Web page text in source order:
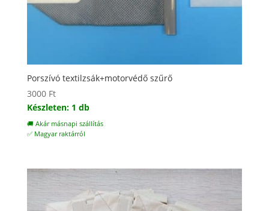
Porszívó textilzsák+motorvédő szűrő
3000 Ft
Készleten: 1 db
🚚 Akár másnapi szállítás
✅ Magyar raktárról